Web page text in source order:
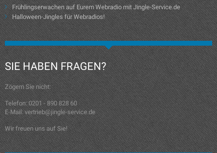
Frühlingserwachen auf Eurem Webradio mit Jingle-Service.de
Halloween-Jingles für Webradios!
SIE HABEN FRAGEN?
Zögern Sie nicht:
Telefon: 0201 - 890 828 60
E-Mail: vertrieb@jingle-service.de
Wir freuen uns auf Sie!